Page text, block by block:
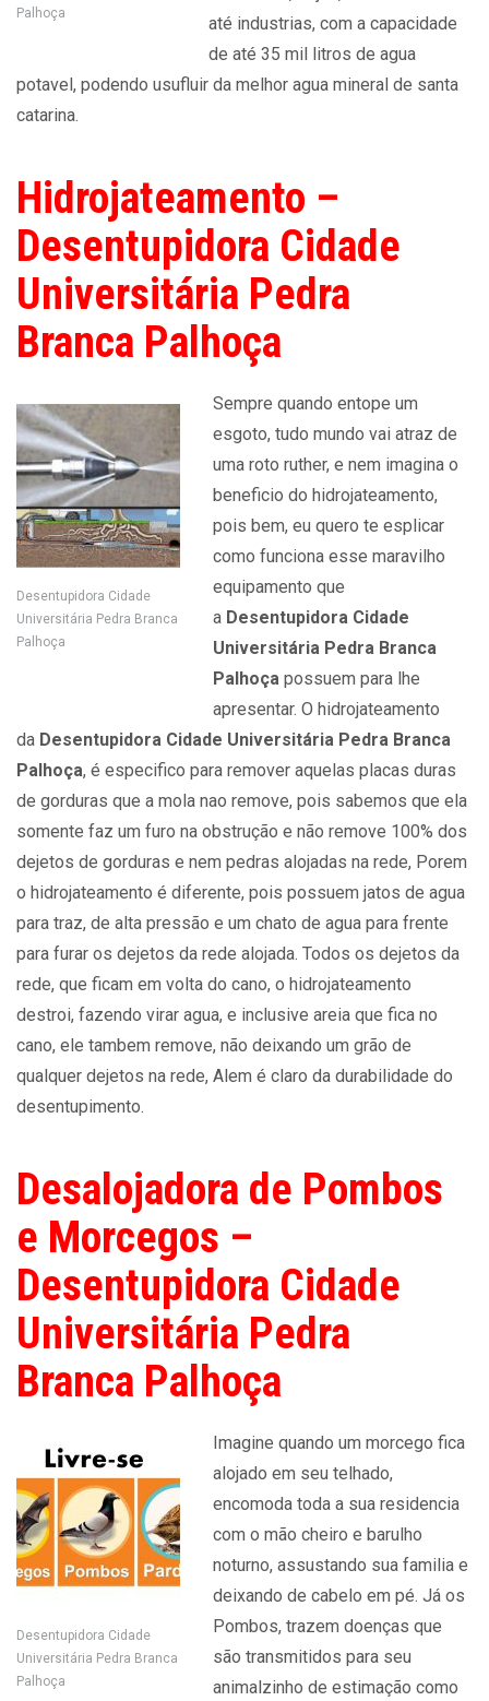
Palhoça
até industrias, com a capacidade
de até 35 mil litros de agua
potavel, podendo usufluir da melhor agua mineral de santa
catarina.
Hidrojateamento –
Desentupidora Cidade
Universitária Pedra
Branca Palhoça
Desentupidora Cidade
Universitária Pedra Branca
Palhoça
Sempre quando entope um
esgoto, tudo mundo vai atraz de
uma roto ruther, e nem imagina o
beneficio do hidrojateamento,
pois bem, eu quero te esplicar
como funciona esse maravilho
equipamento que
a Desentupidora Cidade
Universitária Pedra Branca
Palhoça possuem para lhe
apresentar. O hidrojateamento
da Desentupidora Cidade Universitária Pedra Branca
Palhoça, é especifico para remover aquelas placas duras
de gorduras que a mola nao remove, pois sabemos que ela
somente faz um furo na obstrução e não remove 100% dos
dejetos de gorduras e nem pedras alojadas na rede, Porem
o hidrojateamento é diferente, pois possuem jatos de agua
para traz, de alta pressão e um chato de agua para frente
para furar os dejetos da rede alojada. Todos os dejetos da
rede, que ficam em volta do cano, o hidrojateamento
destroi, fazendo virar agua, e inclusive areia que fica no
cano, ele tambem remove, não deixando um grão de
qualquer dejetos na rede, Alem é claro da durabilidade do
desentupimento.
Desalojadora de Pombos
e Morcegos –
Desentupidora Cidade
Universitária Pedra
Branca Palhoça
Desentupidora Cidade
Universitária Pedra Branca
Palhoça
Imagine quando um morcego fica
alojado em seu telhado,
encomoda toda a sua residencia
com o mão cheiro e barulho
noturno, assustando sua familia e
deixando de cabelo em pé. Já os
Pombos, trazem doenças que
são transmitidos para seu
animalzinho de estimação como